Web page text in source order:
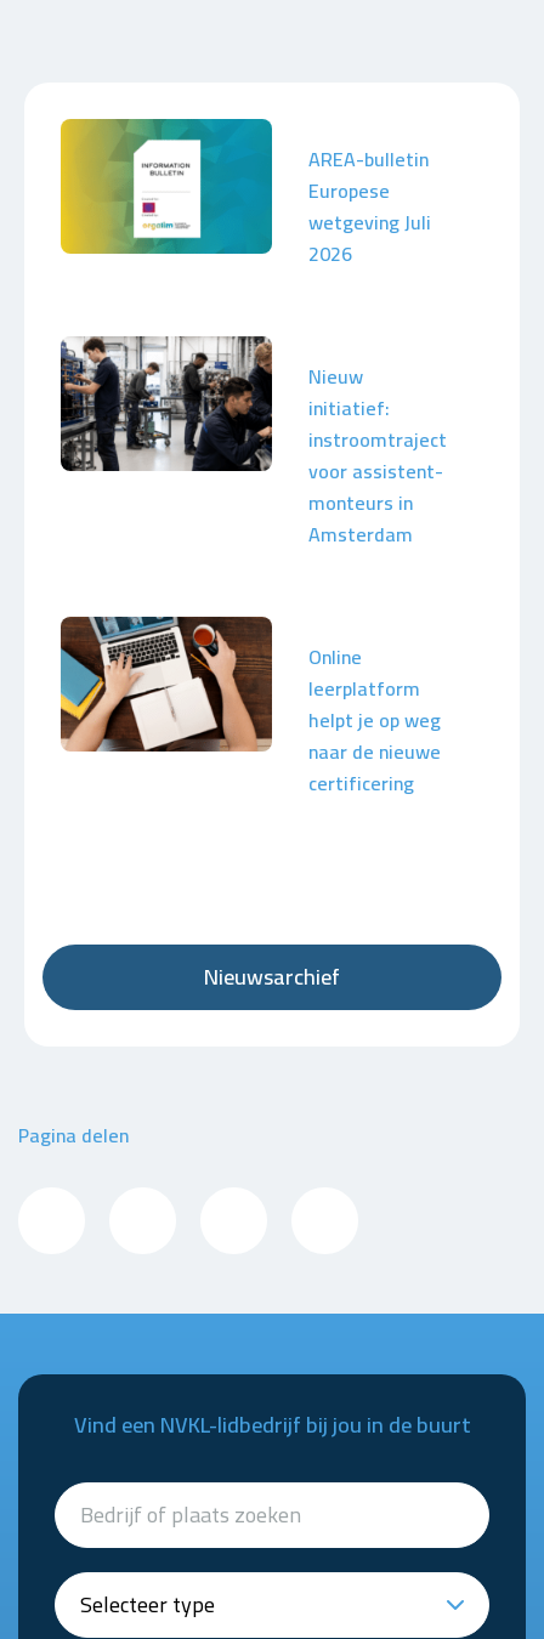
AREA-bulletin
Europese
wetgeving Juli
2026
Nieuw
initiatief:
instroomtraject
voor assistent-
monteurs in
Amsterdam
Online
leerplatform
helpt je op weg
naar de nieuwe
certificering
Nieuwsarchief
Pagina delen
Vind een NVKL-lidbedrijf bij jou in de buurt